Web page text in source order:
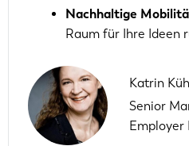
Nachhaltige
Raum für Ihre Ideen
Katrin
Senior
Employer